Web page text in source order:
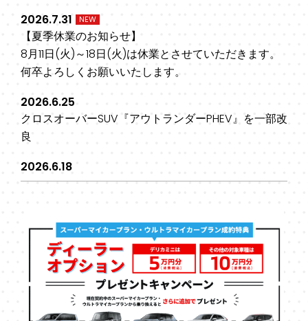
2026.7.31 NEW
【夏季休業のお知らせ】
8月11日(火)～18日(火)は休業とさせていただきます。
何卒よろしくお願いいたします。
2026.6.25
クロスオーバーSUV『アウトランダーPHEV』を一部改
良
2026.6.18
軽乗用EV『eKクロス EV』を一部改良
チーム三菱ラリーアート、アジアクロスカントリーラ
リー連覇に向けて始動、『トライトン』の耐久試験で
確かな手応え
2026.6.10
新型電気自動車『エクリプス スポーツバック』を米国